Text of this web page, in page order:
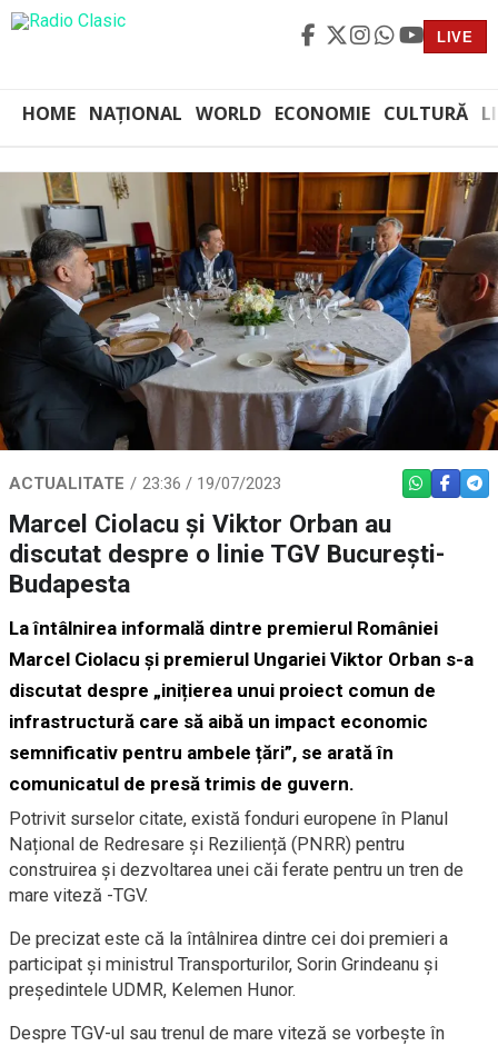
LIVE
HOME NAȚIONAL WORLD ECONOMIE CULTURĂ
ACTUALITATE 23:36 / 19/07/2023 WHATSAPP
Marcel Ciolacu și Viktor Orban au
discutat despre o linie TGV București-
Budapesta
La întâlnirea informală dintre premierul României
Marcel Ciolacu și premierul Ungariei Viktor Orban s-a
discutat despre „inițierea unui proiect comun de
infrastructură care să aibă un impact economic
semnificativ pentru ambele țări”, se arată în
comunicatul de presă trimis de guvern.
Potrivit surselor citate, există fonduri europene în Planul
Național de Redresare și Reziliență (PNRR) pentru
construirea și dezvoltarea unei căi ferate pentru un tren de
mare viteză -TGV.
De precizat este că la întâlnirea dintre cei doi premieri a
participat și ministrul Transporturilor, Sorin Grindeanu și
președintele UDMR, Kelemen Hunor.
Despre TGV-ul sau trenul de mare viteză se vorbește în